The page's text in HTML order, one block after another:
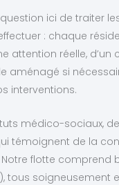
ici de traiter
: chaque
attention réelle, d’un
aménagé si
interventions.
médico-sociaux,
témoignent de la
flotte comprend
tous soigneusement